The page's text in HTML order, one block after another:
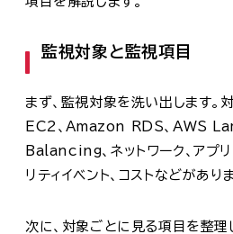
監視対象と監視項目
まず、監視対象を洗い出します。
EC2、Amazon RDS、AWS
Balancing、ネットワーク、アプリ
リティイベント、コストなどがありま
次に、対象ごとに見る項目を整